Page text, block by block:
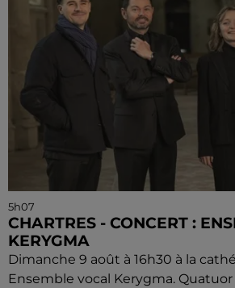
5h07
CHARTRES - CONCERT :
KERYGMA
Dimanche 9 août à 16h30 à la
Ensemble vocal Kerygma. Quatuor